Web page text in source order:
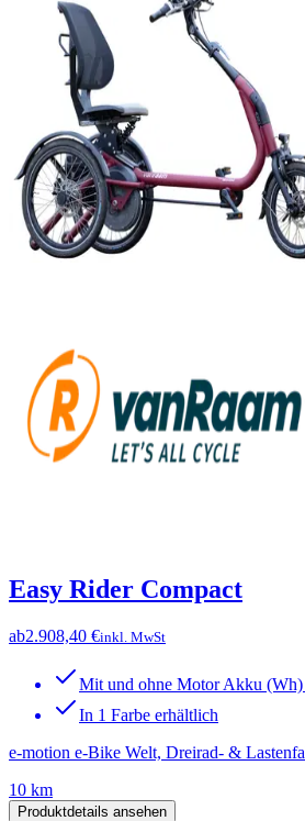
Easy Rider Compact
ab2.908,40 €inkl. MwSt
Mit und ohne Motor Akku (Wh)
In 1 Farbe erhältlich
e-motion e-Bike Welt, Dreirad- &
10 km
Produktdetails ansehen